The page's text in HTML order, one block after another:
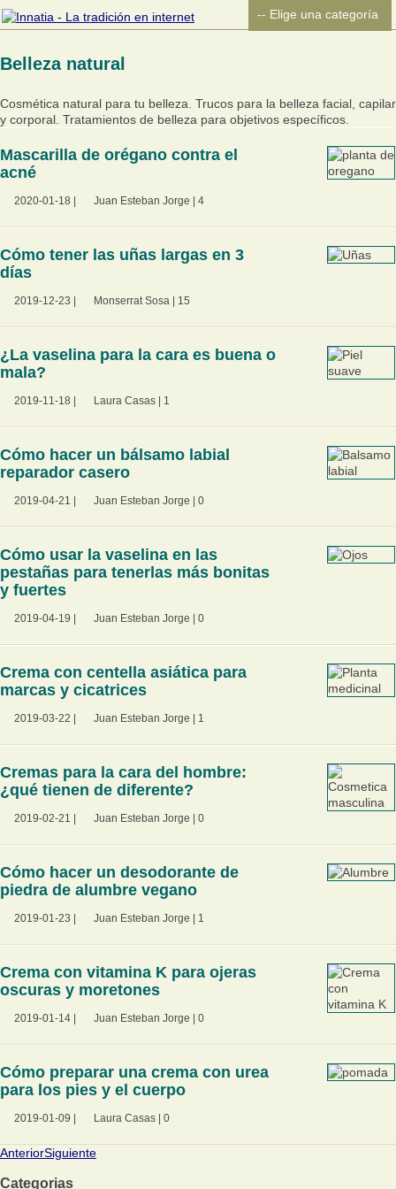
Belleza natural
Cosmética natural para tu belleza. Trucos para la belleza facial, capilar
y corporal. Tratamientos de belleza para objetivos específicos.
Mascarilla de orégano contra el
acné
2020-01-18 Juan Esteban Jorge 4
Cómo tener las uñas largas en 3
días
2019-12-23 Monserrat Sosa 15
¿La vaselina para la cara es buena o
mala?
2019-11-18 Laura Casas 1
Cómo hacer un bálsamo labial
reparador casero
2019-04-21 Juan Esteban Jorge 0
Cómo usar la vaselina en las
pestañas para tenerlas más bonitas
y fuertes
2019-04-19 Juan Esteban Jorge 0
Crema con centella asiática para
marcas y cicatrices
2019-03-22 Juan Esteban Jorge 1
Cremas para la cara del hombre:
¿qué tienen de diferente?
2019-02-21 Juan Esteban Jorge 0
Cómo hacer un desodorante de
piedra de alumbre vegano
2019-01-23 Juan Esteban Jorge 1
Crema con vitamina K para ojeras
oscuras y moretones
2019-01-14 Juan Esteban Jorge 0
Cómo preparar una crema con urea
para los pies y el cuerpo
2019-01-09 Laura Casas 0
AnteriorSiguiente
Categorias